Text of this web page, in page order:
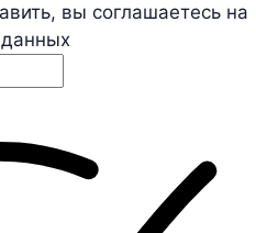
вы соглашаетесь на